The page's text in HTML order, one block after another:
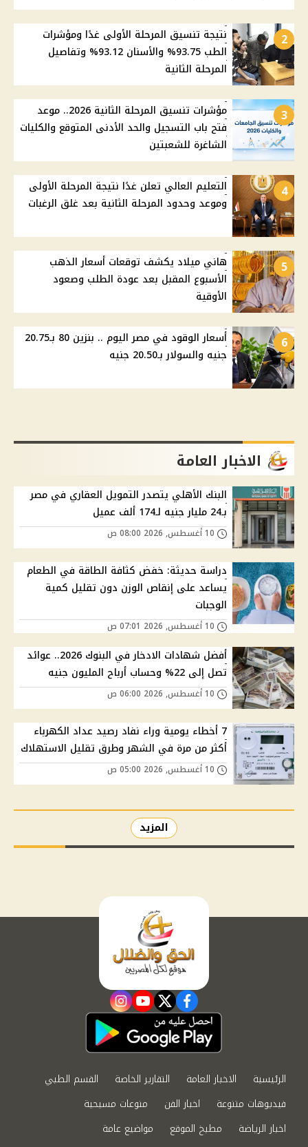
2
نتيجة تنسيق المرحلة الأولى غدًا ومؤشرات
الطب 93.75% والأسنان 93.12% وتفاصيل
المرحلة الثانية
3
مؤشرات تنسيق المرحلة الثانية 2026.. موعد
فتح باب التسجيل والحد الأدنى المتوقع والكليات
الشاغرة للشعبتين
4
التعليم العالي تعلن غدًا نتيجة المرحلة الأولى
وموعد وحدود المرحلة الثانية بعد غلق الرغبات
5
هاني ميلاد يكشف توقعات أسعار الذهب
الأسبوع المقبل بعد عودة الطلب وصعود
الأوقية
6
أسعار الوقود في مصر اليوم .. بنزين 80 بـ20.75
جنيه والسولار بـ20.50 جنيه
الاخبار العامة
البنك الأهلي يتصدر التمويل العقاري في مصر
بـ24 مليار جنيه لـ174 ألف عميل
دراسة حديثة: خفض كثافة الطاقة في الطعام
يساعد على إنقاص الوزن دون تقليل كمية
الوجبات
أفضل شهادات الادخار في البنوك 2026.. عوائد
تصل إلى 22% وحساب أرباح المليون جنيه
7 أخطاء يومية وراء نفاد رصيد عداد الكهرباء
أكثر من مرة في الشهر وطرق تقليل الاستهلاك
المزيد
facebook
twitter
youtube
instagram
الرئيسية الاخبار العامة التقارير الخاصة
القسم الطبي
فيديوهات متنوعة
اخبار الفن
منوعات مسيحية
اخبار الرياضة
مطبخ الموقع
مواضيع عامة